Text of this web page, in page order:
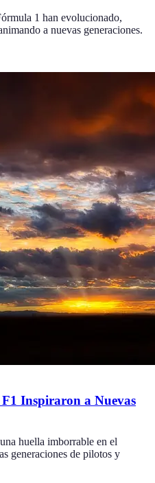
1 han evolucionado,
a nuevas generaciones.
Inspiraron a Nuevas
huella imborrable en el
generaciones de pilotos y